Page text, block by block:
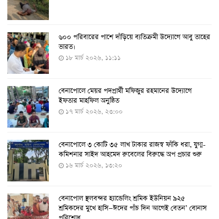
দেশে তৈরি হলো করোনা শনাক্তের কিট
৮ আগস্ট ২০২২, ১৩:০৯
দেশেই তৈরি হলো করোনা পরীক্ষার কিট, সময় লাগবে ৪-৫
ঘণ্টা
৭ আগস্ট ২০২২, ১৪:০৩
১১ আগস্ট থেকে পরীক্ষামূলকভাবে শুরু শিশুদের করোনা টিকা
দেওয়া
৭ আগস্ট ২০২২, ১৩:৫৩
করোনায় ৫ জনের মৃত্যু, শনাক্ত ৬২৬
২৭ জুলাই ২০২২, ১৭:৩৮
৬০০ পরিবারের পাশে দাঁড়িয়ে ব্যতিক্রমী উদ্যোগে আবু তাহের
ভারত।
১৮ মার্চ ২০২৬, ১১:১১
বেনাপোলে মেয়র পদপ্রার্থী মফিজুর রহমানের উদ্যোগে
ইফতার মাহফিল অনুষ্ঠিত
১৭ মার্চ ২০২৬, ২৩:০০
বেনাপোলে ৩ কোটি ৩৫ লাখ টাকার রাজস্ব ফাঁকি ধরা, যুগ্ম-
কমিশনার সাইদ আহমেদ রুবেলের বিরুদ্ধে অপ প্রচার শুরু
১৬ মার্চ ২০২৬, ১৩:২০
বেনাপোল স্থলবন্দর হ্যান্ডেলিং শ্রমিক ইউনিয়ন ৯২৫
শ্রমিকদের মুখে হাসি—ঈদের পাঁচ দিন আগেই বেতন’ বোনাস